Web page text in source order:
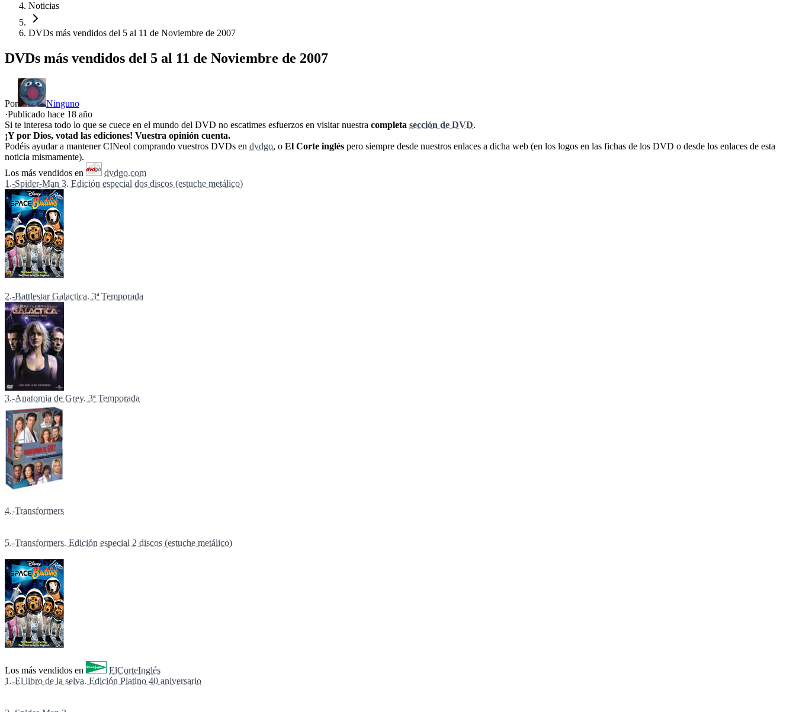
Noticias
DVDs más vendidos del 5 al 11 de Noviembre de 2007
DVDs más vendidos del 5 al 11 de Noviembre de 2007
Por
Ninguno
·Publicado hace 18 año
Si te interesa todo lo que se cuece en el mundo del DVD no escatimes esfuerzos en visitar nuestra completa sección de DVD.
¡Y por Dios, votad las ediciones! Vuestra opinión cuenta.
Podéis ayudar a mantener CINeol comprando vuestros DVDs en dvdgo, o El Corte inglés pero siempre desde nuestros enlaces a dicha web (en los logos en las fichas de los DVD o desde los enlaces de esta
noticia mismamente).
Los más vendidos en
dvdgo.com
1.-Spider-Man 3. Edición especial dos discos (estuche metálico)
2.-Battlestar Galactica. 3ª Temporada
3.-Anatomia de Grey. 3ª Temporada
4.-Transformers
5.-Transformers. Edición especial 2 discos (estuche metálico)
Los más vendidos en
ElCorteInglés
1.-El libro de la selva. Edición Platino 40 aniversario